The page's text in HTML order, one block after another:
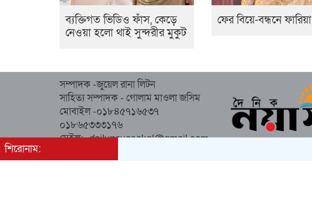
ব্যক্তিগত ভিডিও ফাঁস, কেড়ে
নেওয়া হলো থাই সুন্দরীর মুকুট
ফের বিয়ে-বন্ধনে ফারিয়া
সম্পাদক -জুয়েল রানা লিটন
সাহিত্য সম্পাদক - গোলাম মাওলা জসিম
মোবাইল -০১৮৪৫৭১৬৫৩৭
০১৮৬৫৩৩৩১৭৬
মেইল:- dailynayasakal@gmail.com
শিরোনাম: